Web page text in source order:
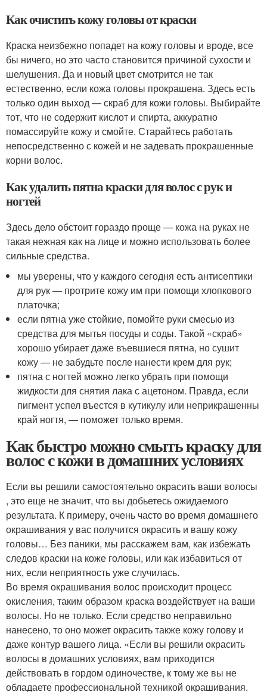
Как очистить кожу головы от краски
Краска неизбежно попадет на кожу головы и вроде, все
бы ничего, но это часто становится причиной сухости и
шелушения. Да и новый цвет смотрится не так
естественно, если кожа головы прокрашена. Здесь есть
только один выход — скраб для кожи головы. Выбирайте
тот, что не содержит кислот и спирта, аккуратно
помассируйте кожу и смойте. Старайтесь работать
непосредственно с кожей и не задевать прокрашенные
корни волос.
Как удалить пятна краски для волос с рук и
ногтей
Здесь дело обстоит гораздо проще — кожа на руках не
такая нежная как на лице и можно использовать более
сильные средства.
мы уверены, что у каждого сегодня есть антисептики
для рук — протрите кожу им при помощи хлопкового
платочка;
если пятна уже стойкие, помойте руки смесью из
средства для мытья посуды и соды. Такой «скраб»
хорошо убирает даже въевшиеся пятна, но сушит
кожу — не забудьте после нанести крем для рук;
пятна с ногтей можно легко убрать при помощи
жидкости для снятия лака с ацетоном. Правда, если
пигмент успел въестся в кутикулу или неприкрашенны
край ногтя, — поможет только время.
Как быстро можно смыть краску для
волос с кожи в домашних условиях
Если вы решили самостоятельно окрасить ваши волосы
, это еще не значит, что вы добьетесь ожидаемого
результата. К примеру, очень часто во время домашнего
окрашивания у вас получится окрасить и вашу кожу
головы… Без паники, мы расскажем вам, как избежать
следов краски на коже головы, или как избавиться от
них, если неприятность уже случилась.
Во время окрашивания волос происходит процесс
окисления, таким образом краска воздействует на ваши
волосы. Но не только. Если средство неправильно
нанесено, то оно может окрасить также кожу голову и
даже контур вашего лица. «Если вы решили окрасить
волосы в домашних условиях, вам приходится
действовать в гордом одиночестве, к тому же вы не
обладаете профессиональной техникой окрашивания.